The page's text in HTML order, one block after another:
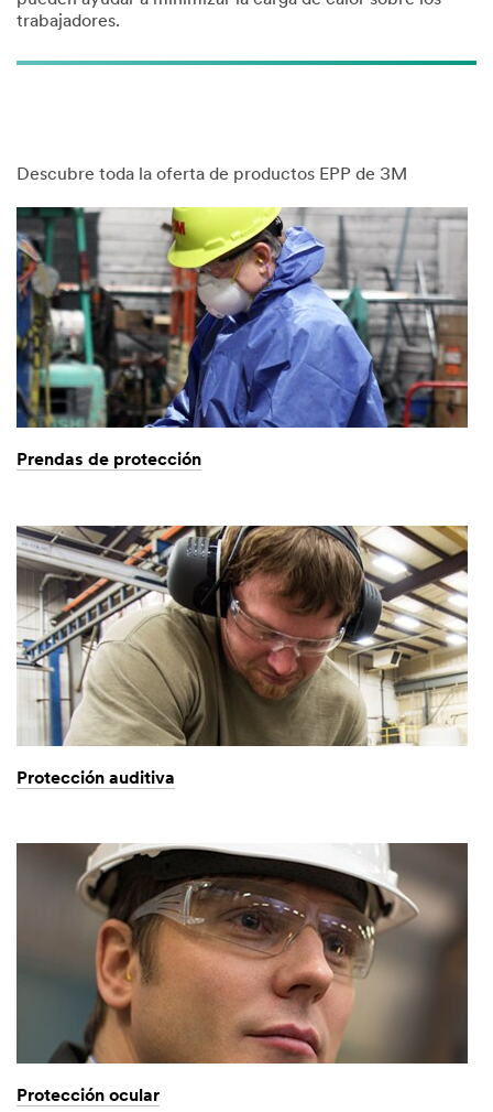
trabajadores.
Descubre toda la oferta de productos EPP de 3M
Prendas de protección
Protección auditiva
Protección ocular